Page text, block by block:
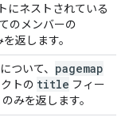
にネストされている
のメンバーの
返します。
ついて、 pagemap
トの title フィー
みを返します。